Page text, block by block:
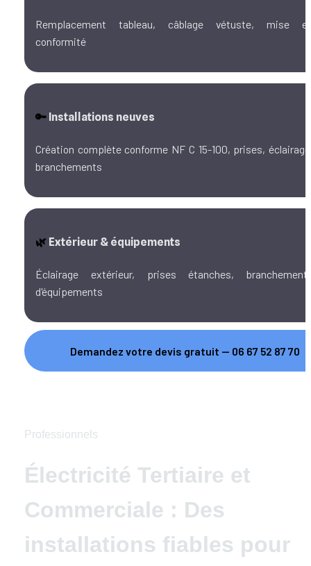
Remplacement tableau, câblage vétuste, mise
conformité
🔑 Installations neuves
Création complète conforme NF C 15-100, prises,
branchements
🌿 Extérieur & équipements
Éclairage extérieur, prises étanches,
d'équipements
Demandez votre devis gratuit — 06 67 52 87 70
Professionnels
Électricité Tertiaire et
Commerciale : Des
installations fiables pour